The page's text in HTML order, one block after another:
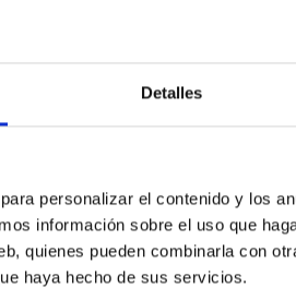
Detalles
personalizar el contenido y los
información sobre el uso que
quienes pueden combinarla con
haya hecho de sus servicios.
Hawái como en estos otros
que se instalará en
unas 10 u 11 zonas horarias y eso
continua. Desafortunadamente, el
la capacidad de combinar las
en exoplanetas con la
a obtener imágenes directas de